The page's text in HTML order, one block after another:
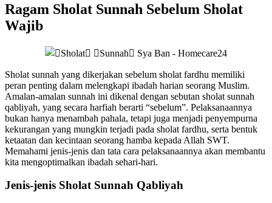
Ragam Sholat Sunnah Sebelum Sholat
Wajib
Sholat sunnah yang dikerjakan sebelum sholat fardhu memiliki
peran penting dalam melengkapi ibadah harian seorang Muslim.
Amalan-amalan sunnah ini dikenal dengan sebutan sholat sunnah
qabliyah, yang secara harfiah berarti “sebelum”. Pelaksanaannya
bukan hanya menambah pahala, tetapi juga menjadi penyempurna
kekurangan yang mungkin terjadi pada sholat fardhu, serta bentuk
ketaatan dan kecintaan seorang hamba kepada Allah SWT.
Memahami jenis-jenis dan tata cara pelaksanaannya akan membantu
kita mengoptimalkan ibadah sehari-hari.
Jenis-jenis Sholat Sunnah Qabliyah